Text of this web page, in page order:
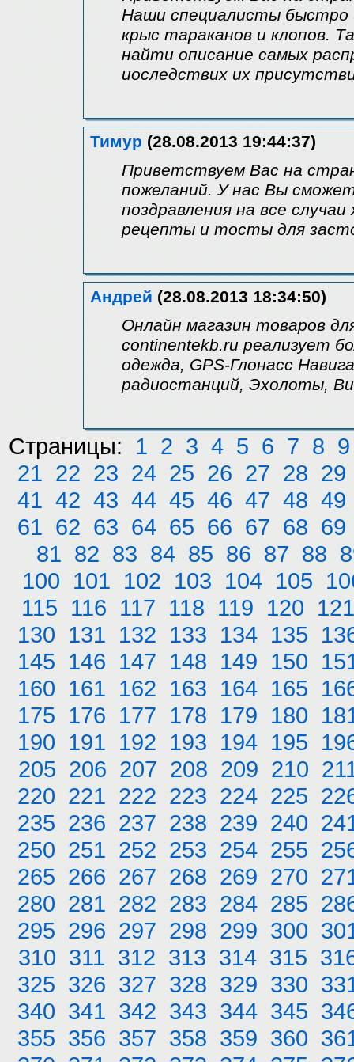
Наши специалисты быстро
крыс тараканов и клопов.
найти описание самых
иоследствих их
Тимур (28.08.2013 19:44:37)
Приветствуем Вас на
пожеланий. У нас Вы
поздравления на все
рецепты и тосты для
Андрей (28.08.2013 18:34:50)
Онлайн магазин товаров
continentekb.ru реализует
одежда, GPS-Глонасс
радиостанций, Эхолоты,
Страницы: 1 2 3 4 5 6 7 8 9
21 22 23 24 25 26 27 28 29
41 42 43 44 45 46 47 48 49
61 62 63 64 65 66 67 68 69
81 82 83 84 85 86 87 88
100 101 102 103 104 105
115 116 117 118 119 120 121
130 131 132 133 134 135
145 146 147 148 149 150
160 161 162 163 164 165
175 176 177 178 179 180
190 191 192 193 194 195
205 206 207 208 209 210
220 221 222 223 224 225
235 236 237 238 239 240
250 251 252 253 254 255
265 266 267 268 269 270
280 281 282 283 284 285
295 296 297 298 299 300
310 311 312 313 314 315
325 326 327 328 329 330
340 341 342 343 344 345
355 356 357 358 359 360